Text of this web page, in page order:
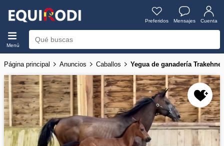
Preferidos Mensajes Cuenta
Menú
Página principal Anuncios Caballos Yegua de ganadería